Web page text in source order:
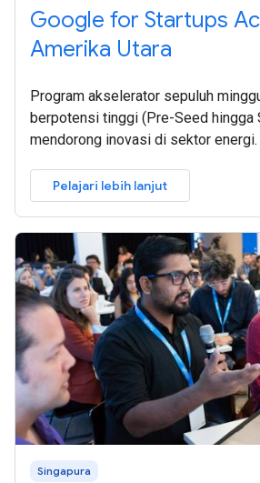
Google for Startups
Amerika Utara
Program akselerator sepuluh
berpotensi tinggi (Pre-Seed hingga
mendorong inovasi di sektor energi.
Pelajari lebih lanjut
Singapura